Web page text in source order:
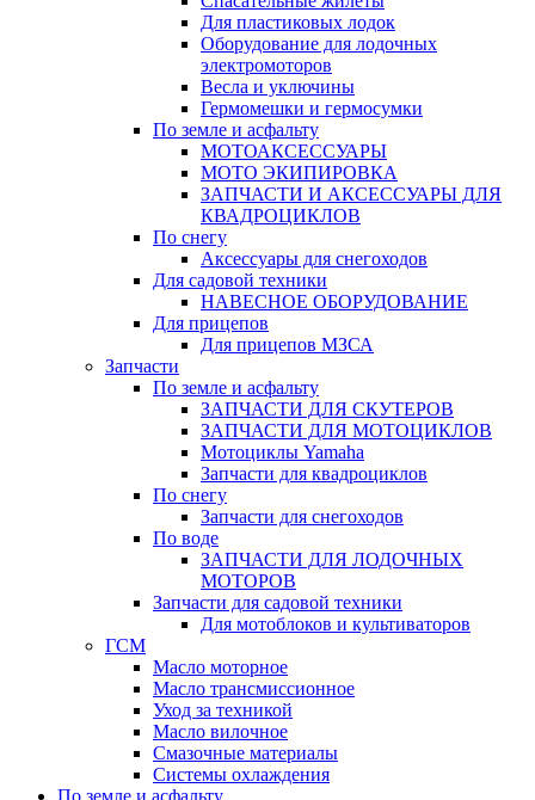
Для пластиковых лодок
Оборудование для лодочных
электромоторов
Весла и уключины
Гермомешки и гермосумки
По земле и асфальту
МОТОАКСЕССУАРЫ
МОТО ЭКИПИРОВКА
ЗАПЧАСТИ И АКСЕССУАРЫ ДЛЯ
КВАДРОЦИКЛОВ
По снегу
Аксессуары для снегоходов
Для садовой техники
НАВЕСНОЕ ОБОРУДОВАНИЕ
Для прицепов
Для прицепов МЗСА
Запчасти
По земле и асфальту
ЗАПЧАСТИ ДЛЯ СКУТЕРОВ
ЗАПЧАСТИ ДЛЯ МОТОЦИКЛОВ
Мотоциклы Yamaha
Запчасти для квадроциклов
По снегу
Запчасти для снегоходов
По воде
ЗАПЧАСТИ ДЛЯ ЛОДОЧНЫХ
МОТОРОВ
Запчасти для садовой техники
Для мотоблоков и культиваторов
ГСМ
Масло моторное
Масло трансмиссионное
Уход за техникой
Масло вилочное
Смазочные материалы
Системы охлаждения
По земле и асфальту